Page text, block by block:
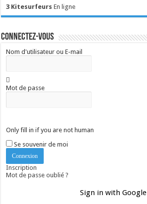
3 Kitesurfeurs En ligne
Connectez-vous
Nom d'utilisateur ou E-mail
Mot de passe
Only fill in if you are not human
Se souvenir de moi
Inscription
Mot de passe oublié ?
Sign in with Google